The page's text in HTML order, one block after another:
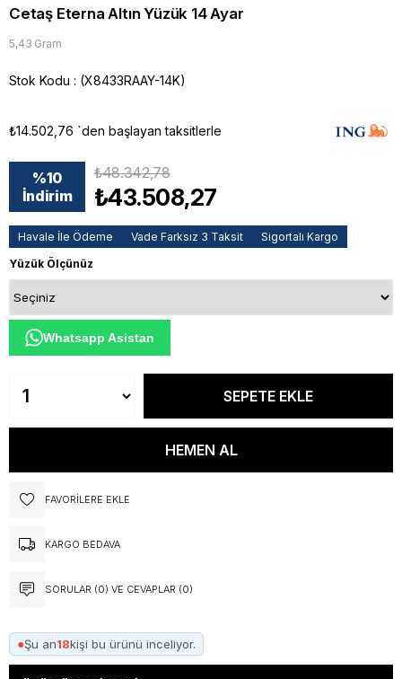
Cetaş Eterna Altın Yüzük 14 Ayar
5,43 Gram
Stok Kodu (X8433RAAY-14K)
₺14.502,76 `den başlayan taksitlerle
%10
İndirim
₺48.342,78
₺43.508,27
Havale İle Ödeme Vade Farksız 3 Taksit
Sigortalı Kargo
Yüzük Ölçünüz
Whatsapp Asistan
FAVORILERE EKLE
KARGO BEDAVA
SORULAR (0) VE CEVAPLAR (0)
●Şu an18kişi bu ürünü inceliyor.